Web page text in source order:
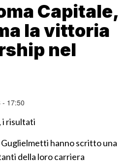
Capitale,
la vittoria
nel
- 17:50
i risultati
hanno scritto una
della loro carriera